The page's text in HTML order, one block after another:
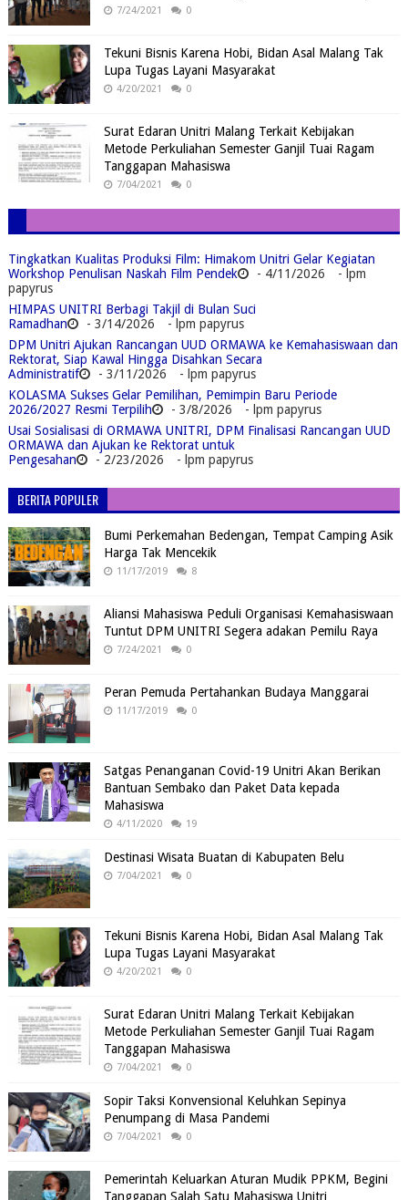
7/24/2021 0
Tekuni Bisnis Karena Hobi, Bidan Asal Malang Tak
Lupa Tugas Layani Masyarakat
4/20/2021 0
Surat Edaran Unitri Malang Terkait Kebijakan
Metode Perkuliahan Semester Ganjil Tuai Ragam
Tanggapan Mahasiswa
7/04/2021 0
Tingkatkan Kualitas Produksi Film: Himakom Unitri Gelar Kegiatan
Workshop Penulisan Naskah Film Pendek
- 4/11/2026
- lpm
papyrus
HIMPAS UNITRI Berbagi Takjil di Bulan Suci
Ramadhan
- 3/14/2026
- lpm papyrus
DPM Unitri Ajukan Rancangan UUD ORMAWA ke Kemahasiswaan dan
Rektorat, Siap Kawal Hingga Disahkan Secara
Administratif
- 3/11/2026
- lpm papyrus
KOLASMA Sukses Gelar Pemilihan, Pemimpin Baru Periode
2026/2027 Resmi Terpilih
- 3/8/2026
- lpm papyrus
Usai Sosialisasi di ORMAWA UNITRI, DPM Finalisasi Rancangan UUD
ORMAWA dan Ajukan ke Rektorat untuk
Pengesahan
- 2/23/2026 - lpm papyrus
BERITA POPULER
Bumi Perkemahan Bedengan, Tempat Camping Asik
Harga Tak Mencekik
11/17/2019 8
Aliansi Mahasiswa Peduli Organisasi Kemahasiswaan
Tuntut DPM UNITRI Segera adakan Pemilu Raya
7/24/2021 0
Peran Pemuda Pertahankan Budaya Manggarai
11/17/2019 0
Satgas Penanganan Covid-19 Unitri Akan Berikan
Bantuan Sembako dan Paket Data kepada
Mahasiswa
4/11/2020 19
Destinasi Wisata Buatan di Kabupaten Belu
7/04/2021 0
Tekuni Bisnis Karena Hobi, Bidan Asal Malang Tak
Lupa Tugas Layani Masyarakat
4/20/2021 0
Surat Edaran Unitri Malang Terkait Kebijakan
Metode Perkuliahan Semester Ganjil Tuai Ragam
Tanggapan Mahasiswa
7/04/2021 0
Sopir Taksi Konvensional Keluhkan Sepinya
Penumpang di Masa Pandemi
7/04/2021 0
Pemerintah Keluarkan Aturan Mudik PPKM, Begini
Tanggapan Salah Satu Mahasiswa Unitri